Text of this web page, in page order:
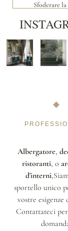
Sfoderare
Albergatore,
ristoranti, o
d'interni
sportello unico
vostre esigenze
Contattateci